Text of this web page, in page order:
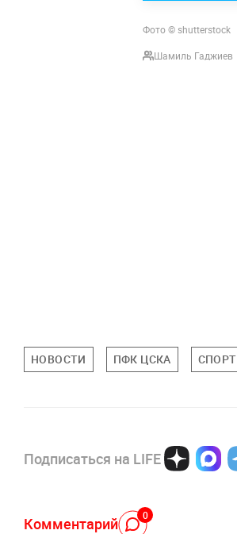
Фото © shutterstock
Шамиль Гаджиев
НОВОСТИ ПФК ЦСКА СПОРТ
Подписаться на LIFE
Комментарий 0